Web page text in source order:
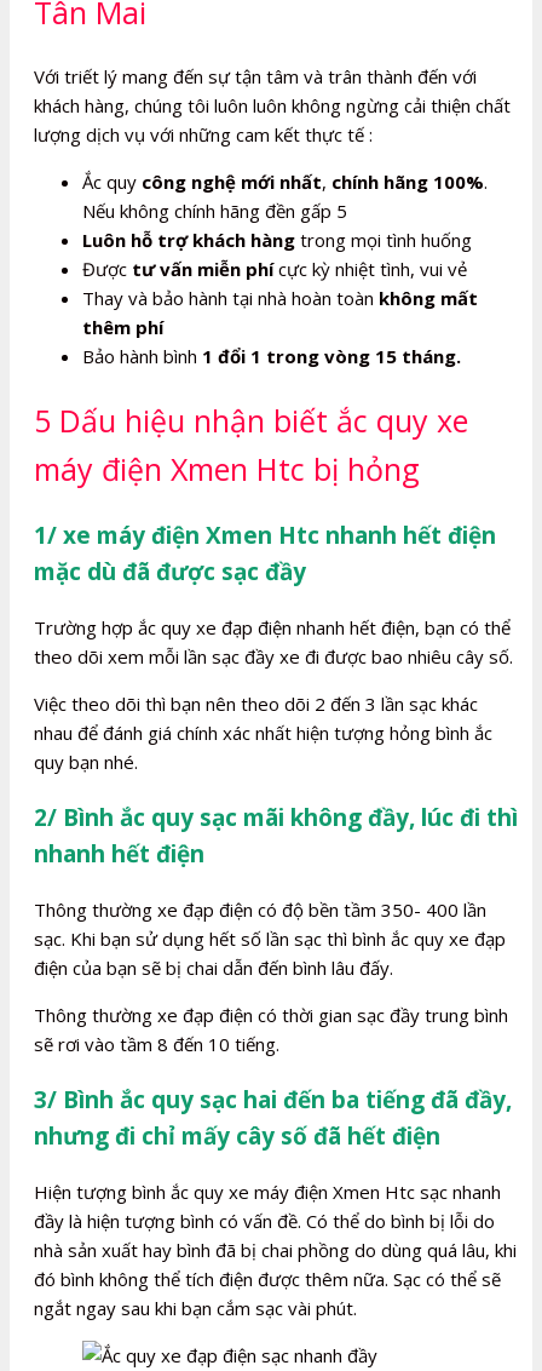
Tân Mai
Với triết lý mang đến sự tận tâm và trân thành đến với
khách hàng, chúng tôi luôn luôn không ngừng cải thiện chất
lượng dịch vụ với những cam kết thực tế :
Ắc quy công nghệ mới nhất, chính hãng 100%.
Nếu không chính hãng đền gấp 5
Luôn hỗ trợ khách hàng trong mọi tình huống
Được tư vấn miễn phícực kỳ nhiệt tình, vui vẻ
Thay và bảo hành tại nhà hoàn toàn không mất
thêm phí
Bảo hành bình 1 đổi 1 trong vòng 15 tháng.
5 Dấu hiệu nhận biết ắc quy xe
máy điện Xmen Htc bị hỏng
1/ xe máy điện Xmen Htc nhanh hết điện
mặc dù đã được sạc đầy
Trường hợp ắc quy xe đạp điện nhanh hết điện, bạn có thể
theo dõi xem mỗi lần sạc đầy xe đi được bao nhiêu cây số.
Việc theo dõi thì bạn nên theo dõi 2 đến 3 lần sạc khác
nhau để đánh giá chính xác nhất hiện tượng hỏng bình ắc
quy bạn nhé.
2/ Bình ắc quy sạc mãi không đầy, lúc đi thì
nhanh hết điện
Thông thường xe đạp điện có độ bền tầm 350- 400 lần
sạc. Khi bạn sử dụng hết số lần sạc thì bình ắc quy xe đạp
điện của bạn sẽ bị chai dẫn đến bình lâu đấy.
Thông thường xe đạp điện có thời gian sạc đầy trung bình
sẽ rơi vào tầm 8 đến 10 tiếng.
3/ Bình ắc quy sạc hai đến ba tiếng đã đầy,
nhưng đi chỉ mấy cây số đã hết điện
Hiện tượng bình ắc quy xe máy điện Xmen Htc sạc nhanh
đầy là hiện tượng bình có vấn đề. Có thể do bình bị lỗi do
nhà sản xuất hay bình đã bị chai phồng do dùng quá lâu, khi
đó bình không thể tích điện được thêm nữa. Sạc có thể sẽ
ngắt ngay sau khi bạn cắm sạc vài phút.